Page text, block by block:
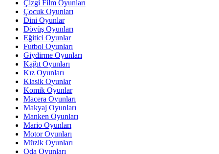
Çizgi Film Oyunları
Çocuk Oyunları
Dini Oyunlar
Dövüş Oyunları
Eğitici Oyunlar
Futbol Oyunları
Giydirme Oyunları
Kağıt Oyunları
Kız Oyunları
Klasik Oyunlar
Komik Oyunlar
Macera Oyunları
Makyaj Oyunları
Manken Oyunları
Mario Oyunları
Motor Oyunları
Müzik Oyunları
Oda Oyunları